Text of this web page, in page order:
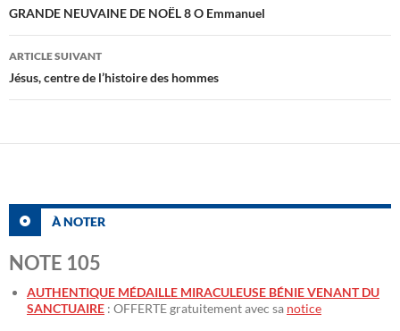
des
articles
GRANDE NEUVAINE DE NOËL 8 O Emmanuel
ARTICLE SUIVANT
Jésus, centre de l’histoire des hommes
À NOTER
NOTE 105
AUTHENTIQUE MÉDAILLE MIRACULEUSE BÉNIE VENANT DU
SANCTUAIRE : OFFERTE gratuitement avec sa notice